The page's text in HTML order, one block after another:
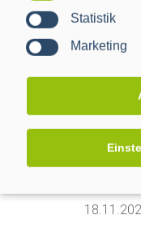
Statistik
Marketing
November 2025
DI.
18